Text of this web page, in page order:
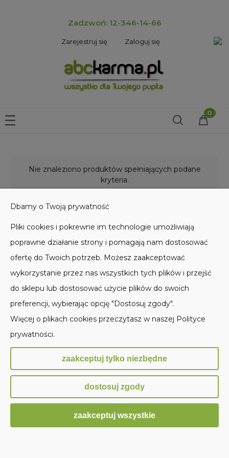
Zadzwoń: 12-346-14-66
Zarejestruj się Zaloguj się
Nie znaleziono produktów spełniających podane
kryteria.
MOJE KONTO
PŁATNOŚCI I DOSTAWA
O NAS
Sklep internetowy Shoper.pl
Dbamy o Twoją prywatność
Pliki cookies i pokrewne im technologie umożliwiają
poprawne działanie strony i pomagają nam dostosować
ofertę do Twoich potrzeb. Możesz zaakceptować
wykorzystanie przez nas wszystkich tych plików i przejść
do sklepu lub dostosować użycie plików do swoich
preferencji, wybierając opcję "Dostosuj zgody".
Więcej o plikach cookies przeczytasz w naszej Polityce
prywatności.
zaakceptuj tylko niezbędne
dostosuj zgody
zaakceptuj wszystkie